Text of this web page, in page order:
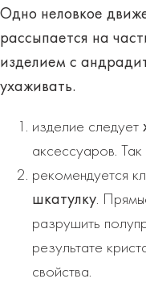
Одно неловкое
рассыпается на
изделием с
ухаживать.
изделие следует
аксессуаров.
рекомендуется
шкатулку.
разрушить
результате
свойства.